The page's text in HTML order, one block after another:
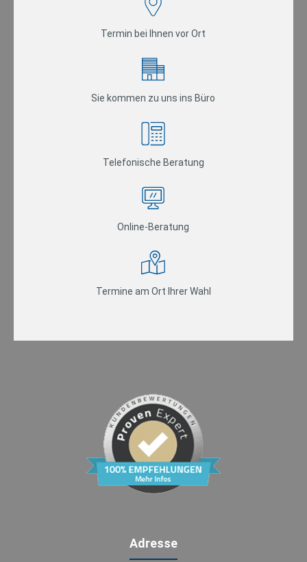
Termin bei Ihnen vor Ort
Sie kommen zu uns ins Büro
Telefonische Beratung
Online-Beratung
Termine am Ort Ihrer Wahl
Adresse